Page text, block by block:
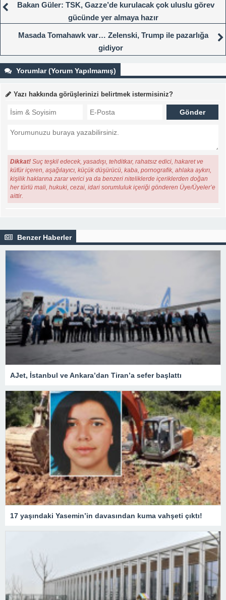
Bakan Güler: TSK, Gazze’de kurulacak çok uluslu görev
gücünde yer almaya hazır
Masada Tomahawk var… Zelenski, Trump ile pazarlığa
gidiyor
Yorumlar (Yorum Yapılmamış)
Yazı hakkında görüşlerinizi belirtmek istermisiniz?
Dikkat! Suç teşkil edecek, yasadışı, tehditkar, rahatsız edici, hakaret ve
küfür içeren, aşağılayıcı, küçük düşürücü, kaba, pornografik, ahlaka aykırı,
kişilik haklarına zarar verici ya da benzeri niteliklerde içeriklerden doğan
her türlü mali, hukuki, cezai, idari sorumluluk içeriği gönderen Üye/Üyeler’e
aittir.
Benzer Haberler
AJet, İstanbul ve Ankara’dan Tiran’a sefer başlattı
17 yaşındaki Yasemin’in davasından kuma vahşeti çıktı!